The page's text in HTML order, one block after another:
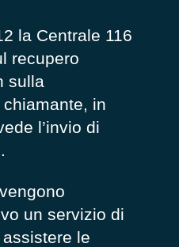
la Centrale 116
recupero
sulla
in
l’invio di
un servizio di
le